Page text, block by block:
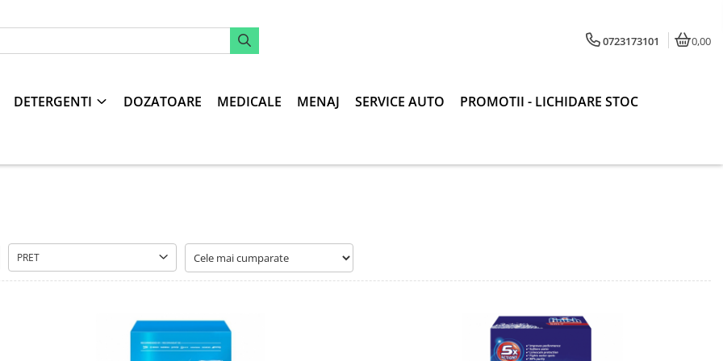
0723173101 0,00
DETERGENTI DOZATOARE MEDICALE MENAJ SERVICE AUTO PROMOTII - LICHIDARE STOC
PRET